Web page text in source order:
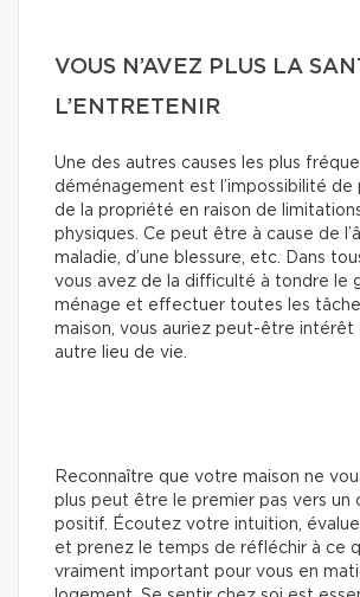
VOUS N’AVEZ PLUS LA
L’ENTRETENIR
Une des autres causes les plus
déménagement est l’impossibilité de
de la propriété en raison de
physiques. Ce peut être à cause de
maladie, d’une blessure, etc. Dans
vous avez de la difficulté à tondre le
ménage et effectuer toutes les
maison, vous auriez peut-être intérêt
autre lieu de vie.
Reconnaître que votre maison ne
plus peut être le premier pas vers un
positif. Écoutez votre intuition,
et prenez le temps de réfléchir à ce
vraiment important pour vous en